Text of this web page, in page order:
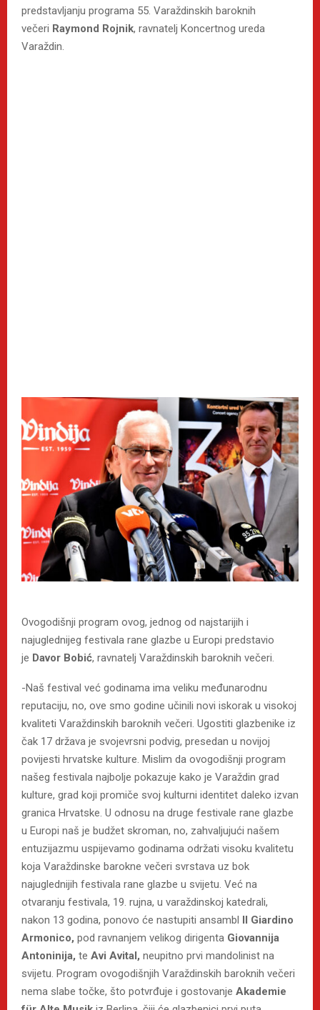
predstavljanju programa 55. Varaždinskih baroknih
večeri Raymond Rojnik, ravnatelj Koncertnog ureda
Varaždin.
Ovogodišnji program ovog, jednog od najstarijih i
najuglednijeg festivala rane glazbe u Europi predstavio
je Davor Bobić, ravnatelj Varaždinskih baroknih večeri.
-Naš festival već godinama ima veliku međunarodnu
reputaciju, no, ove smo godine učinili novi iskorak u visokoj
kvaliteti Varaždinskih baroknih večeri. Ugostiti glazbenike iz
čak 17 država je svojevrsni podvig, presedan u novijoj
povijesti hrvatske kulture. Mislim da ovogodišnji program
našeg festivala najbolje pokazuje kako je Varaždin grad
kulture, grad koji promiče svoj kulturni identitet daleko izvan
granica Hrvatske. U odnosu na druge festivale rane glazbe
u Europi naš je budžet skroman, no, zahvaljujući našem
entuzijazmu uspijevamo godinama održati visoku kvalitetu
koja Varaždinske barokne večeri svrstava uz bok
najuglednijih festivala rane glazbe u svijetu. Već na
otvaranju festivala, 19. rujna, u varaždinskoj katedrali,
nakon 13 godina, ponovo će nastupiti ansambl
Il Giardino
Armonico, pod ravnanjem velikog dirigenta Giovannija
Antoninija, te Avi Avital, neupitno prvi mandolinist na
svijetu. Program ovogodišnjih Varaždinskih baroknih večeri
nema slabe točke, što potvrđuje i gostovanje Akademie